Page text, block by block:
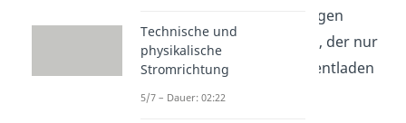
aufladen und als kurzfristigen
Energiespeicher
benutzen, der nur
durch einen Verbraucher entladen
wird.
Technische und
physikalische
Stromrichtung
5/7 – Dauer: 02:22